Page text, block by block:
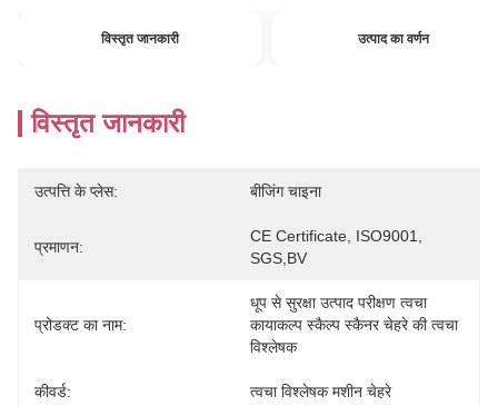
विस्तृत जानकारी उत्पाद का वर्णन
विस्तृत जानकारी
उत्पत्ति के प्लेस: बीजिंग चाइना
प्रमाणन:
CE Certificate, ISO9001,
SGS,BV
प्रोडक्ट का नाम:
धूप से सुरक्षा उत्पाद परीक्षण त्वचा
कायाकल्प स्कैल्प स्कैनर चेहरे की त्वचा
विश्लेषक
कीवर्ड: त्वचा विश्लेषक मशीन चेहरे